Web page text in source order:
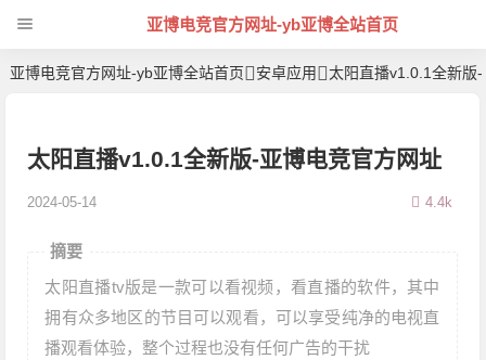
亚博电竞官方网址-yb亚博全站首页
亚博电竞官方网址-yb亚博全站首页 安卓应用 太阳直播v1.0.1全新版
太阳直播v1.0.1全新版-亚博电竞官方网址
2024-05-14 4.4k
摘要
太阳直播tv版是一款可以看视频，看直播的软件，其中
拥有众多地区的节目可以观看，可以享受纯净的电视直
播观看体验，整个过程也没有任何广告的干扰